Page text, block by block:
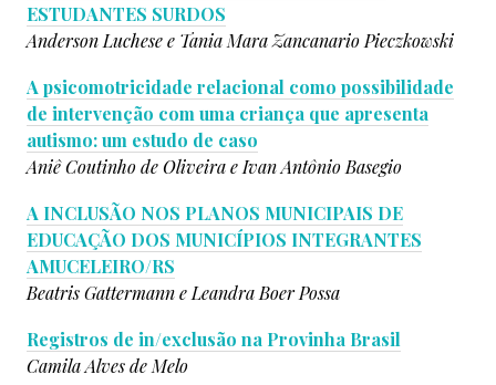
ESTUDANTES SURDOS
Anderson Luchese e Tania Mara Zancanario Pieczkowski
A psicomotricidade relacional como possibilidade
de intervenção com uma criança que apresenta
autismo: um estudo de caso
Aniê Coutinho de Oliveira e Ivan Antônio Basegio
A INCLUSÃO NOS PLANOS MUNICIPAIS DE
EDUCAÇÃO DOS MUNICÍPIOS INTEGRANTES
AMUCELEIRO/RS
Beatris Gattermann e Leandra Boer Possa
Registros de in/exclusão na Provinha Brasil
Camila Alves de Melo